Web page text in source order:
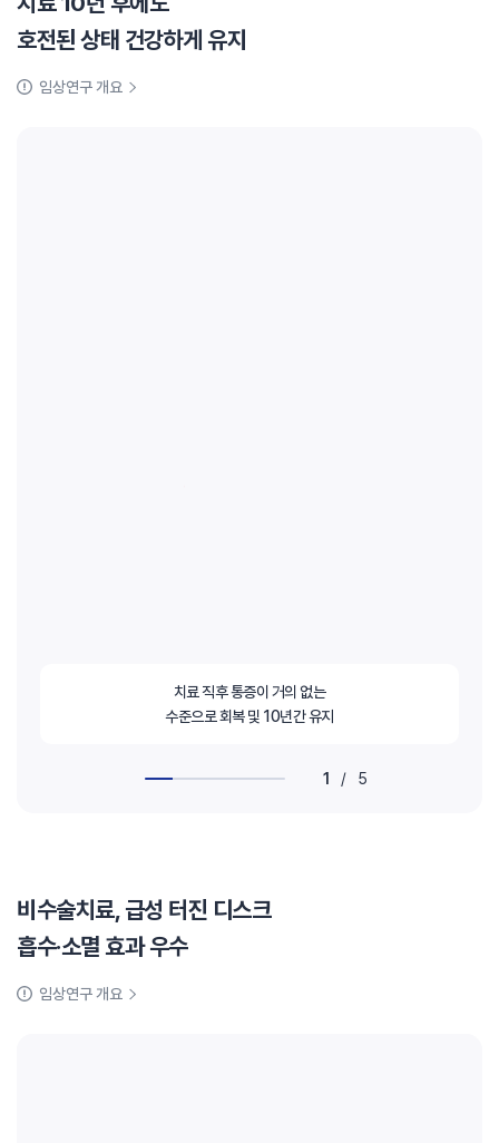
호전된 상태 건강하게 유지
임상연구 개요
치료 직후 통증이 거의 없는
수준으로 회복 및 10년간 유지
1 / 5
비수술치료, 급성 터진 디스크
흡수·소멸 효과 우수
임상연구 개요